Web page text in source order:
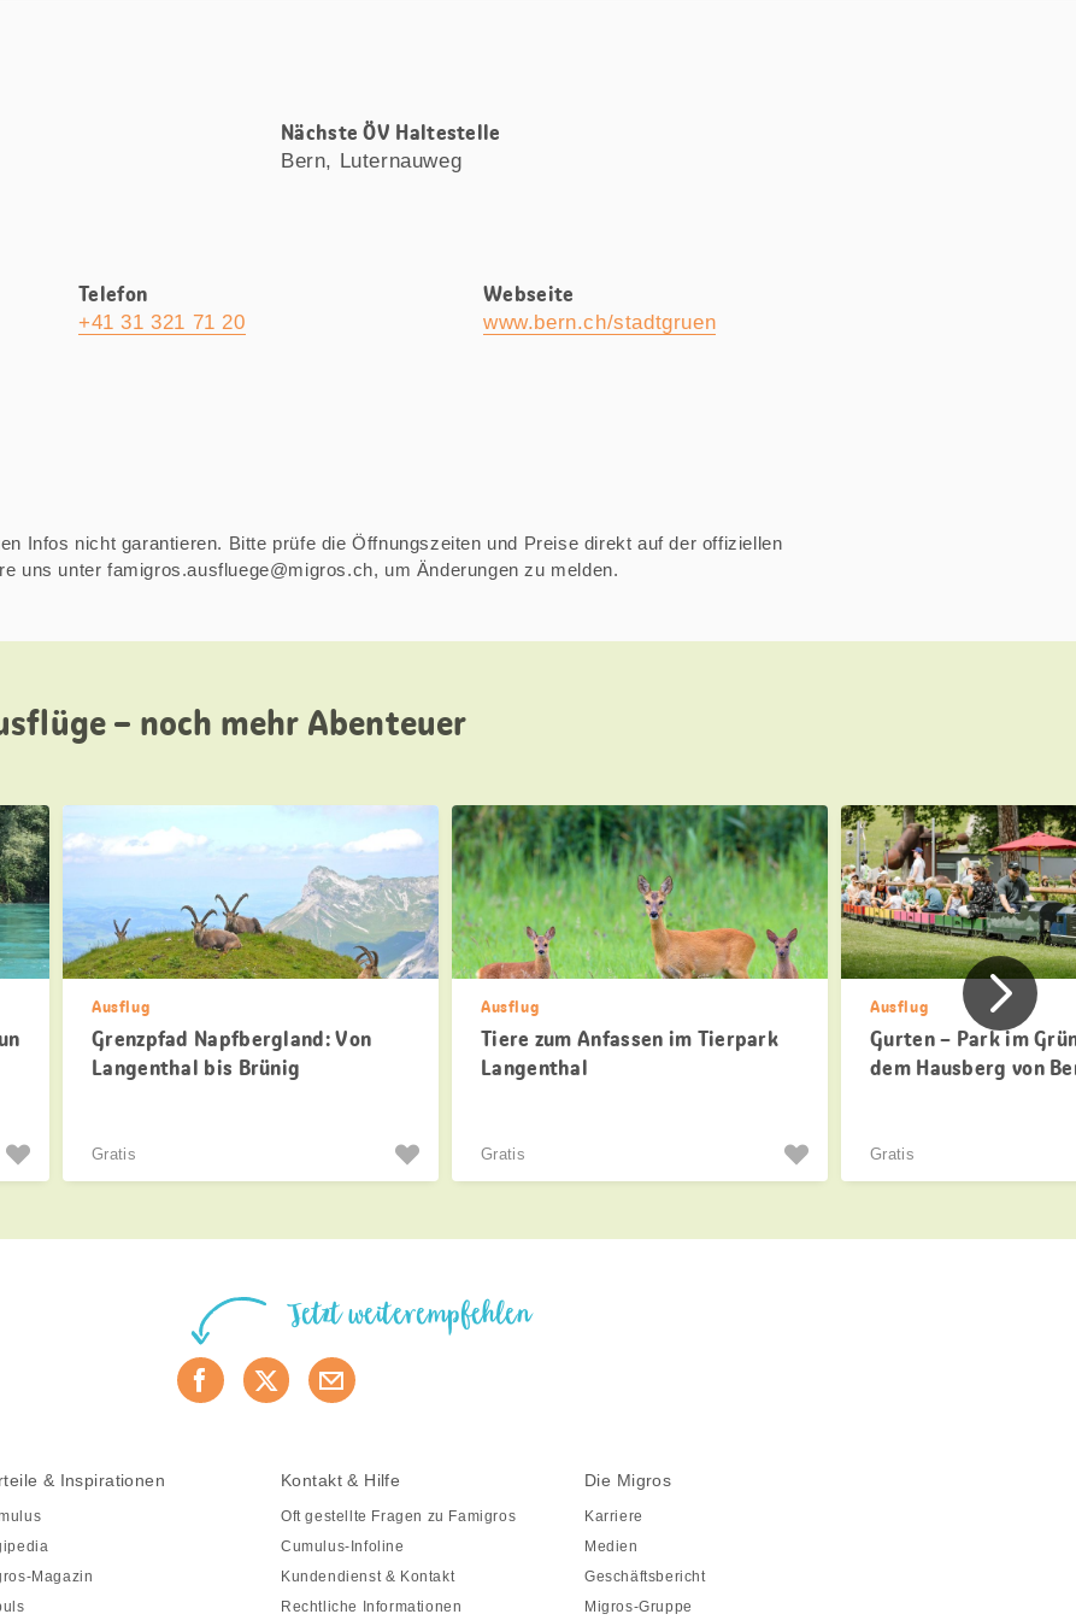
Nächste ÖV Haltestelle
Bern, Luternauweg
Telefon
+41 31 321 71 20
Webseite
www.bern.ch/stadtgruen
Infos nicht garantieren. Bitte prüfe die Öffnungszeiten und Preise direkt auf der offiziellen
uns unter famigros.ausfluege@migros.ch, um Änderungen zu melden.
– noch mehr Abenteuer
Ausflug
Grenzpfad Napfbergland: Von
Langenthal bis Brünig
Gratis
Ausflug
Tiere zum Anfassen im Tierpark
Langenthal
Gratis
Ausflug
Gurten – Park im
dem Hausberg von
Gratis
Vorher
Jetzt weiterempfehlen
& Inspirationen
Magazin
Kontakt & Hilfe
Oft gestellte Fragen zu Famigros
Cumulus-Infoline
Kundendienst & Kontakt
Rechtliche Informationen
Die Migros
Karriere
Medien
Geschäftsbericht
Migros-Gruppe